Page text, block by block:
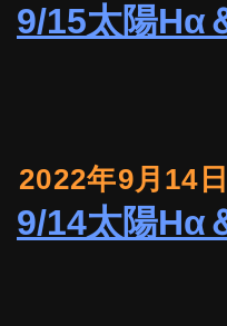
9/15太陽Hα
2022年9月14日
9/14太陽Hα